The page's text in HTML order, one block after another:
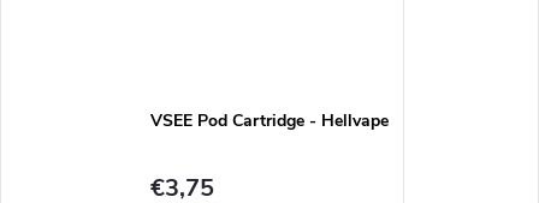
VSEE Pod Cartridge - Hellvape
€3,75